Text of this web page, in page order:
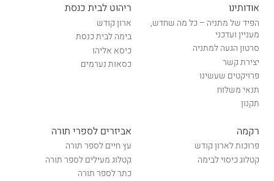
אודותינו
הפיד של מתניה – כל מה שחדש,
מעניין ועדכני
סרטון הגעה למתניה
יצירת קשר
פרויקטים שעשינו
תנאי משלוח
תקנון
ריהוט לבית כנסת
ארון קודש
בימה לבית כנסת
כיסא אליהו
כסאות נערמים
רקמה
פרוכות לארון קודש
קטלוג כיסוי לבימה
אביזרים לספרי תורה
עץ חיים לספר תורה
קטלוג מעילים לספר תורה
כתר לספר תורה